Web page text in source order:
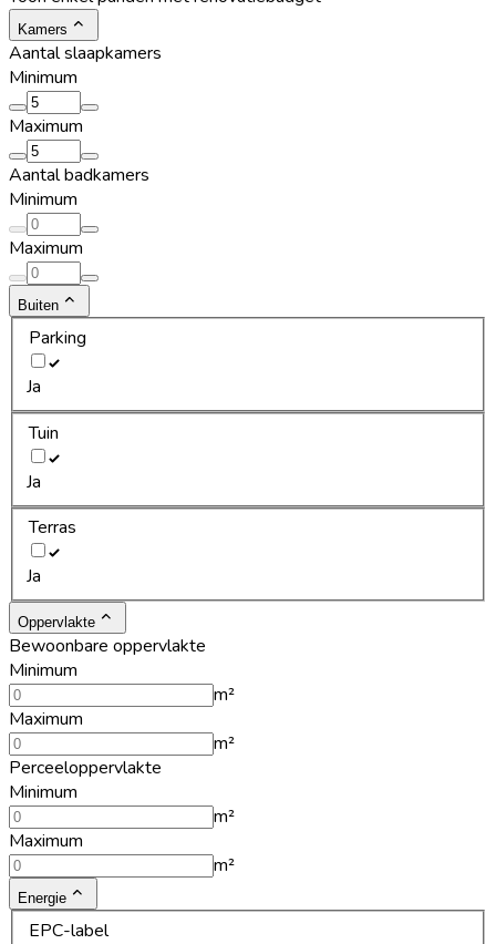
Kamers
Aantal slaapkamers
Minimum
Maximum
Aantal badkamers
Minimum
Maximum
Buiten
Parking
Ja
Tuin
Ja
Terras
Ja
Oppervlakte
Bewoonbare oppervlakte
Minimum
m²
Maximum
m²
Perceeloppervlakte
Minimum
m²
Maximum
m²
Energie
EPC-label